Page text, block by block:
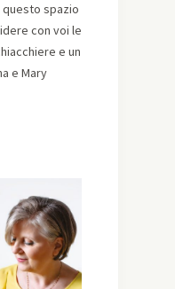
questo spazio
con voi le
e un
e Mary